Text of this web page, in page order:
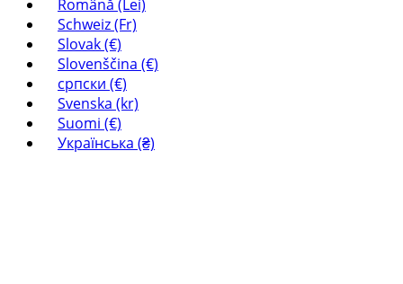
Română (Lei)
Schweiz (Fr)
Slovak (€)
Slovenščina (€)
српски (€)
Svenska (kr)
Suomi (€)
Українська (₴)